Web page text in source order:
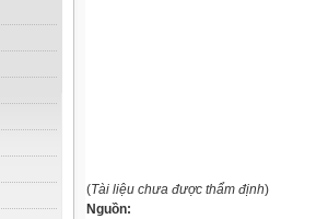
(Tài liệu chưa được thẩm định)
Nguồn: